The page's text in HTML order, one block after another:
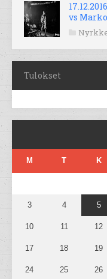
vs
Tulokset
M T K
3 4 5
10 11 12
17 18 19
24 25 26